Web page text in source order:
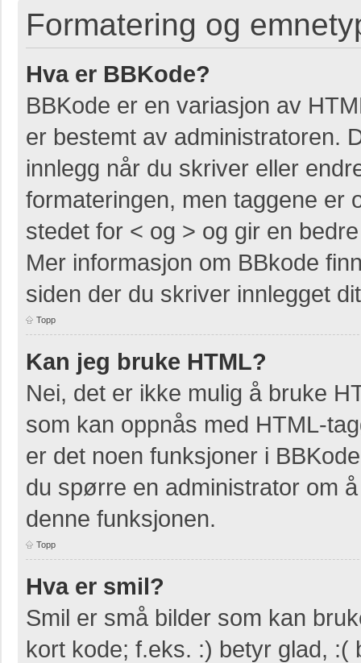
Formatering og
Hva er BBKode?
BBKode er en variasjon av
er bestemt av administratoren.
innlegg når du skriver eller
formateringen, men taggene er
stedet for < og > og gir en
Mer informasjon om BBkode
siden der du skriver innlegget
Topp
Kan jeg bruke HTML?
Nei, det er ikke mulig å bruke
som kan oppnås med HTML-
er det noen funksjoner i
du spørre en administrator om
denne funksjonen.
Topp
Hva er smil?
Smil er små bilder som kan
kort kode; f.eks. :) betyr glad,